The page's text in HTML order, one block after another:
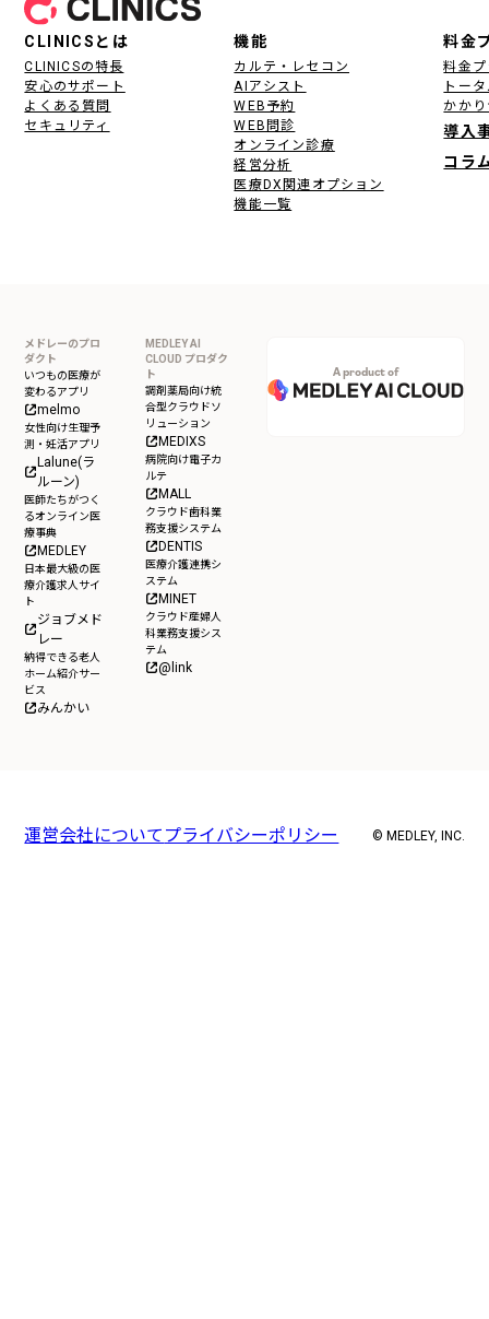
フッター
CLINICSとは
CLINICSの特長
安心のサポート
よくある質問
セキュリティ
機能
カルテ・レセコン
AIアシスト
WEB予約
WEB問診
オンライン診療
経営分析
医療DX関連オプション
機能一覧
料金
料金
トー
かか
導入
コラ
メドレーのプロ
ダクト
いつもの医療が
変わるアプリ
melmo
女性向け生理予
測・妊活アプリ
Lalune(ラ
ルーン)
医師たちがつく
るオンライン医
療事典
MEDLEY
日本最大級の医
療介護求人サイ
ト
ジョブメド
レー
納得できる老人
ホーム紹介サー
ビス
みんかい
MEDLEY AI
CLOUD プロダク
ト
調剤薬局向け統
合型クラウドソ
リューション
MEDIXS
病院向け電子カ
ルテ
MALL
クラウド歯科業
務支援システム
DENTIS
医療介護連携シ
ステム
MINET
クラウド産婦人
科業務支援シス
テム
@link
A product of
運営会社について プライバシーポリシー © MEDLEY, INC.